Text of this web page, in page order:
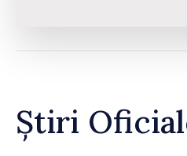
Știri